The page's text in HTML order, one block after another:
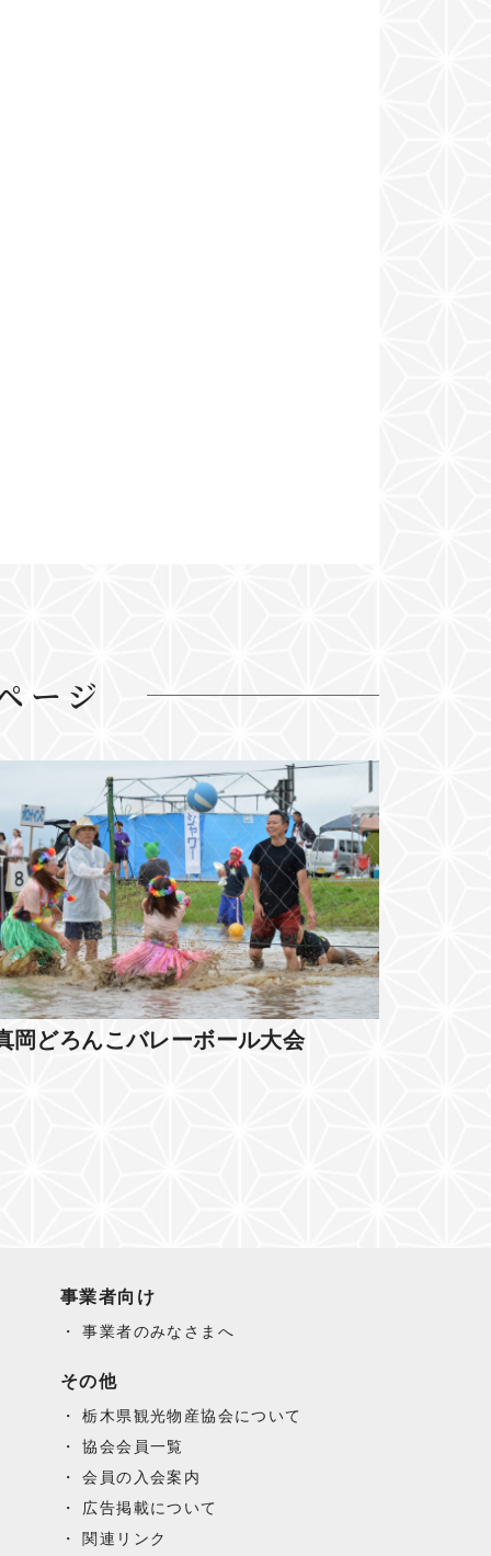
ージ
岡どろんこバレーボール大会
事業者向け
事業者のみなさまへ
その他
栃木県観光物産協会について
協会会員一覧
会員の入会案内
広告掲載について
関連リンク